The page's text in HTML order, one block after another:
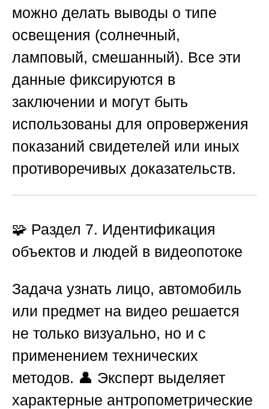
можно делать выводы о типе
освещения (солнечный,
ламповый, смешанный). Все эти
данные фиксируются в
заключении и могут быть
использованы для опровержения
показаний свидетелей или иных
противоречивых доказательств.
🧩 Раздел 7. Идентификация
объектов и людей в видеопотоке
Задача узнать лицо, автомобиль
или предмет на видео решается
не только визуально, но и с
применением технических
методов. 👤 Эксперт выделяет
характерные антропометрические